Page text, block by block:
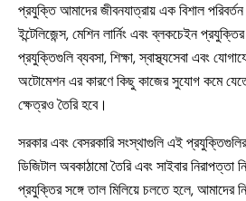
প্রযুক্তি আমাদের জীবনযাত্রায় এক বিশাল
ইন্টেলিজেন্স, মেশিন লার্নিং এবং ব্লকচেইন
প্রযুক্তিগুলি ব্যবসা, শিক্ষা, স্বাস্থ্যসেবা এবং
অটোমেশন এর কারণে কিছু কাজের সুযোগ কমে
ক্ষেত্রও তৈরি হবে।
সরকার এবং বেসরকারি সংস্থাগুলি এই
ডিজিটাল অবকাঠামো তৈরি এবং সাইবার নিরাপত্তা
প্রযুক্তির সঙ্গে তাল মিলিয়ে চলতে হলে, আমাদের